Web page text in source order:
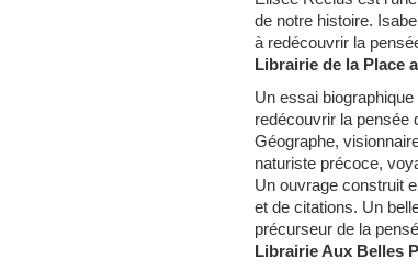
de notre histoire.
à redécouvrir la
Librairie de la Place
Un essai
redécouvrir la pensée
Géographe,
naturiste précoce,
Un ouvrage construit
et de citations. Un
précurseur de la
Librairie Aux Belles